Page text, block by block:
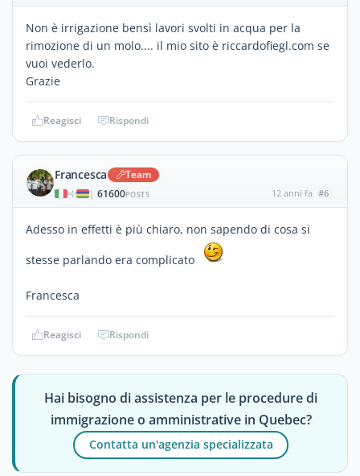
Non è irrigazione bensì lavori svolti in acqua per la
rimozione di un molo.... il mio sito è riccardofiegl.com se
vuoi vederlo.
Grazie
Reagisci Rispondi
Francesca Team
| 61600POSTS 12 anni fa #6
Adesso in effetti è più chiaro, non sapendo di cosa si
stesse parlando era complicato
Francesca
Reagisci Rispondi
Hai bisogno di assistenza per le procedure di
immigrazione o amministrative in Quebec?
Contatta un'agenzia specializzata